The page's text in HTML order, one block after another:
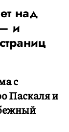
над
и
с
Паскаля и